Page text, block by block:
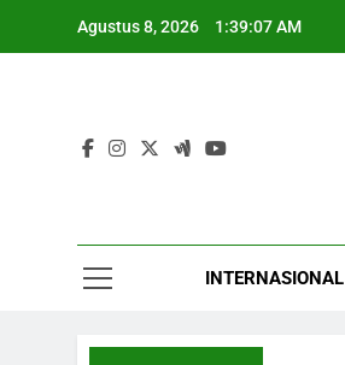
Agustus 8, 2026 1:39:08 AM
INTERNASIONAL